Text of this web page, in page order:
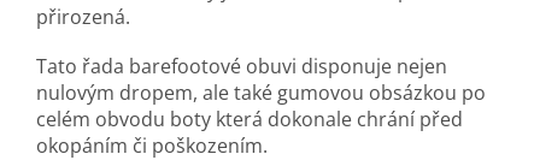
přirozená.
Tato řada barefootové obuvi disponuje nejen
nulovým dropem, ale také gumovou obsázkou po
celém obvodu boty která dokonale chrání před
okopáním či poškozením.